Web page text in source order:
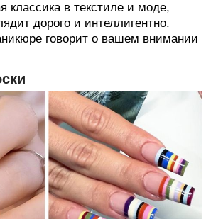
классика в текстиле и моде,
дорого и интеллигентно.
говорит о вашем внимании